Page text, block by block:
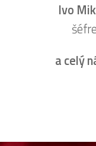
Ivo
a celý